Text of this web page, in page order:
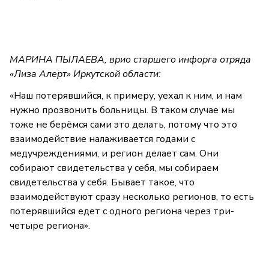
МАРИНА ПЫЛАЕВА, врио старшего инфорга отряда
«Лиза Алерт» Иркутской области:
«Наш потерявшийся, к примеру, уехал к ним, и нам
нужно прозвонить больницы. В таком случае мы
тоже не берёмся сами это делать, потому что это
взаимодействие налаживается годами с
медучреждениями, и регион делает сам. Они
собирают свидетельства у себя, мы собираем
свидетельства у себя. Бывает такое, что
взаимодействуют сразу несколько регионов, то есть
потерявшийся едет с одного региона через три-
четыре региона».